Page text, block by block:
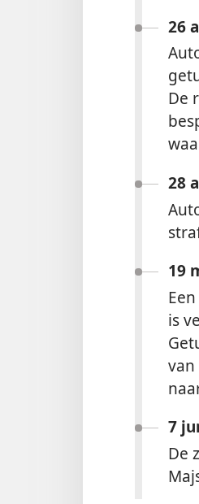
26
De
28
19
is
7
De